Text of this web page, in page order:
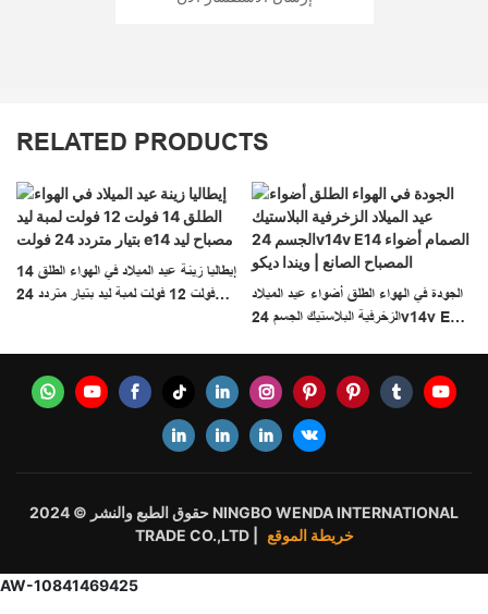
RELATED PRODUCTS
إيطاليا زينة عيد الميلاد في الهواء الطلق 14
فولت 12 فولت لمبة ليد بتيار متردد 24
الجودة في الهواء الطلق أضواء عيد الميلاد
الزخرفية البلاستيك الجسم 24v14v E14
حقوق الطبع والنشر © 2024 NINGBO WENDA INTERNATIONAL
TRADE CO.,LTD |
خريطة الموقع
AW-10841469425